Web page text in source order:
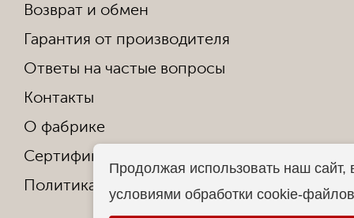
Возврат и обмен
Гарантия от производителя
Ответы на частые вопросы
Контакты
О фабрике
Сертификаты и награды
Политика конфиденциальности
Продолжая использовать наш сайт,
условиями обработки cookie-